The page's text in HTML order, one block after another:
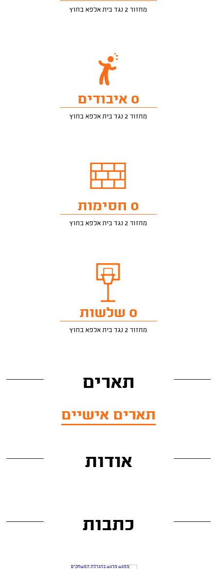
מחזור 2 נגד בית אלפא בחוץ
0 איבודים
מחזור 2 נגד בית אלפא בחוץ
0 חסימות
מחזור 2 נגד בית אלפא בחוץ
0 שלשות
מחזור 2 נגד בית אלפא בחוץ
תארים
תארים אישיים
אודות
כתבות